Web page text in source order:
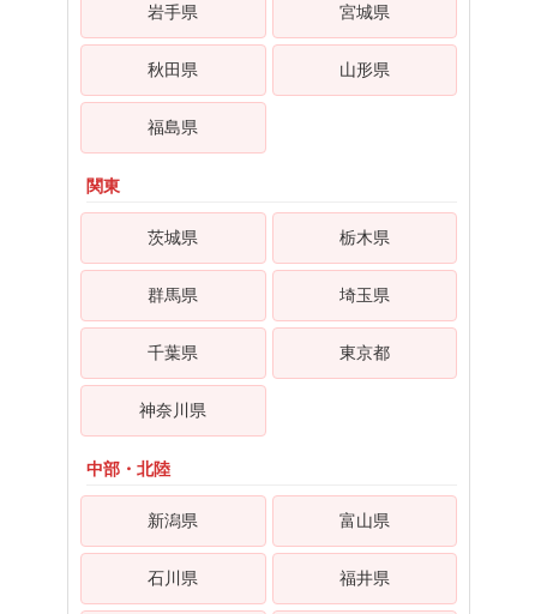
岩手県 宮城県
秋田県 山形県
福島県
関東
茨城県 栃木県
群馬県 埼玉県
千葉県 東京都
神奈川県
中部・北陸
新潟県 富山県
石川県 福井県